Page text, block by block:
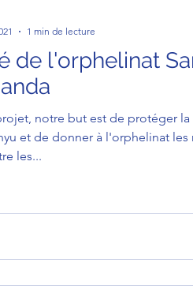
de l'orphelinat
notre but est de protéger la
et de donner à l'orphelinat les
les...
1 min de lecture